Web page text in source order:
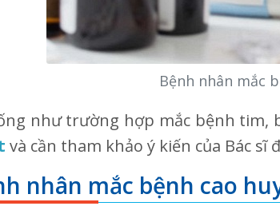
Bệnh nhân mắc
như trường hợp mắc bệnh
và cần tham khảo ý kiến của Bác sĩ
nhân mắc bệnh cao